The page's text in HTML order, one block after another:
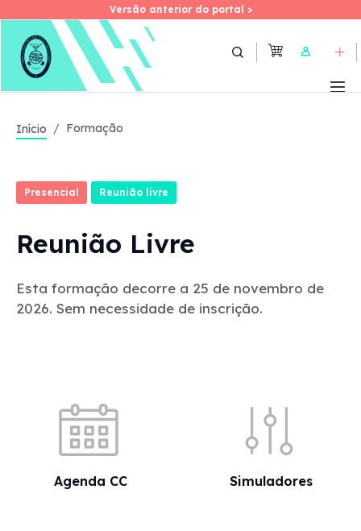
Skip
Versão anterior do portal >
Versão anterior do portal >
User
Início Formação
Presencial Reunião livre
Reunião Livre
Esta formação decorre a 25 de novembro de
2026. Sem necessidade de inscrição.
Agenda CC Simuladores